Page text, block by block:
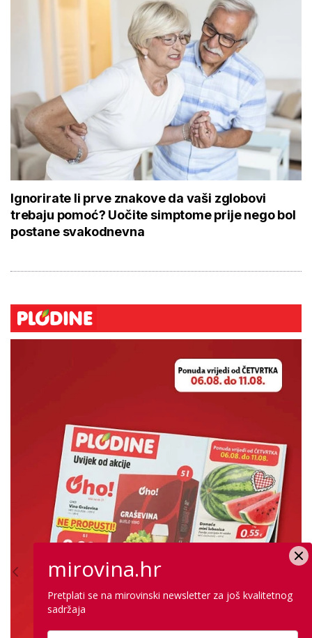
Ignorirate li prve znakove da vaši zglobovi
trebaju pomoć? Uočite simptome prije nego bol
postane svakodnevna
mirovina.hr
Pretplati se na mirovinski newsletter za još kvalitetnog
sadržaja